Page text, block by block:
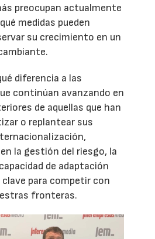
preocupan actualmente
medidas pueden
su crecimiento en un
diferencia a las
continúan avanzando en
de aquellas que han
o replantear sus
la gestión del riesgo, la
de adaptación
para competir con
fronteras.